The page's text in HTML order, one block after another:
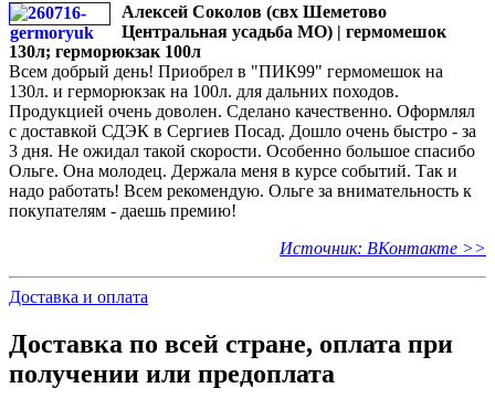
Алексей Соколов (свх Шеметово
Центральная усадьба МО) | гермомешок
130л; герморюкзак 100л
Всем добрый день! Приобрел в "ПИК99" гермомешок на
130л. и герморюкзак на 100л. для дальних походов.
Продукцией очень доволен. Сделано качественно. Оформлял
с доставкой СДЭК в Сергиев Посад. Дошло очень быстро - за
3 дня. Не ожидал такой скорости. Особенно большое спасибо
Ольге. Она молодец. Держала меня в курсе событий. Так и
надо работать! Всем рекомендую. Ольге за внимательность к
покупателям - даешь премию!
Источник: ВКонтакте >>
Доставка и оплата
Доставка по всей стране, оплата при
получении или предоплата